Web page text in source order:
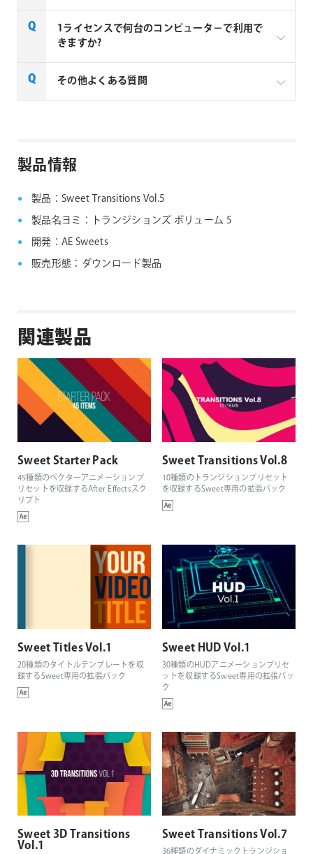
AE Sweets社の全製品はご注文から1～2営業日での納
品となります。
1ライセンスで何台のコンピュータ－で利用で
きますか?
1ライセンスにつき、1台のコンピューターでご利用い
その他よくある質問
製品情報
製品：Sweet Transitions Vol.5
製品名ヨミ：トランジションズ ボリューム 5
開発：AE Sweets
販売形態：ダウンロード製品
関連製品
Sweet Starter Pack
45種類のベクターアニメーションプ
リセットを収録するAfter Effectsスク
リプト
Sweet Transitions Vol.8
10種類のトランジションプリセット
を収録するSweet専用の拡張パック
Sweet Titles Vol.1
20種類のタイトルテンプレートを収
録するSweet専用の拡張パック
Sweet HUD Vol.1
30種類のHUDアニメーションプリセ
ットを収録するSweet専用の拡張パッ
ク
Sweet 3D Transitions
Vol.1
Sweet Transitions Vol.7